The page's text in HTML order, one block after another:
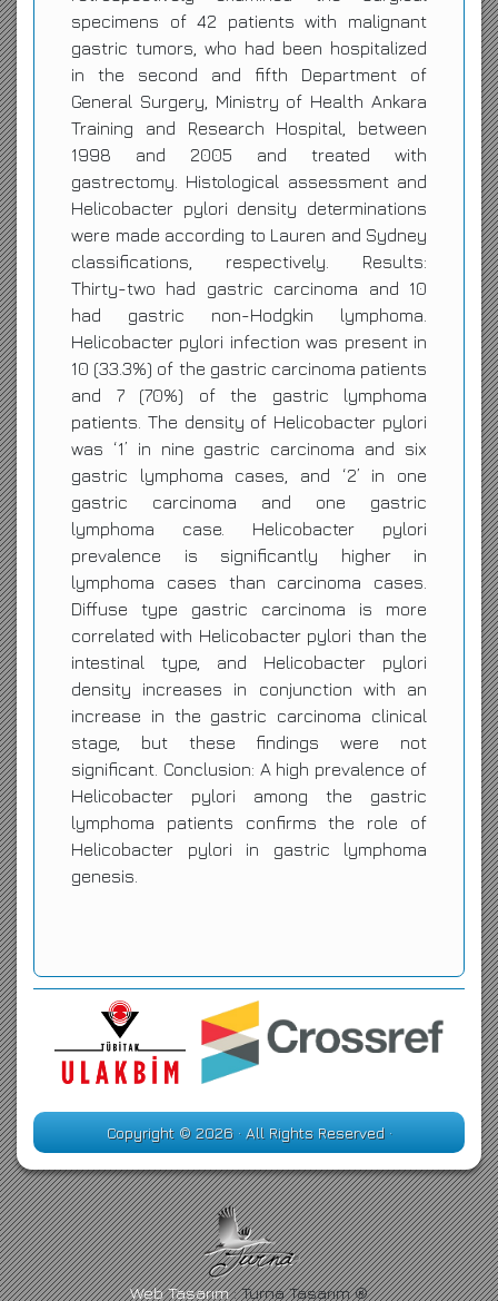
specimens of 42 patients with malignant
gastric tumors, who had been hospitalized
in the second and fifth Department of
General Surgery, Ministry of Health Ankara
Training and Research Hospital, between
1998 and 2005 and treated with
gastrectomy. Histological assessment and
Helicobacter pylori density determinations
were made according to Lauren and Sydney
classifications, respectively. Results:
Thirty-two had gastric carcinoma and 10
had gastric non-Hodgkin lymphoma.
Helicobacter pylori infection was present in
10 (33.3%) of the gastric carcinoma patients
and 7 (70%) of the gastric lymphoma
patients. The density of Helicobacter pylori
was ‘1’ in nine gastric carcinoma and six
gastric lymphoma cases, and ‘2’ in one
gastric carcinoma and one gastric
lymphoma case. Helicobacter pylori
prevalence is significantly higher in
lymphoma cases than carcinoma cases.
Diffuse type gastric carcinoma is more
correlated with Helicobacter pylori than the
intestinal type, and Helicobacter pylori
density increases in conjunction with an
increase in the gastric carcinoma clinical
stage, but these findings were not
significant. Conclusion: A high prevalence of
Helicobacter pylori among the gastric
lymphoma patients confirms the role of
Helicobacter pylori in gastric lymphoma
genesis.
Copyright © 2026 · All Rights Reserved ·
Web Tasarım: Turna Tasarım ®